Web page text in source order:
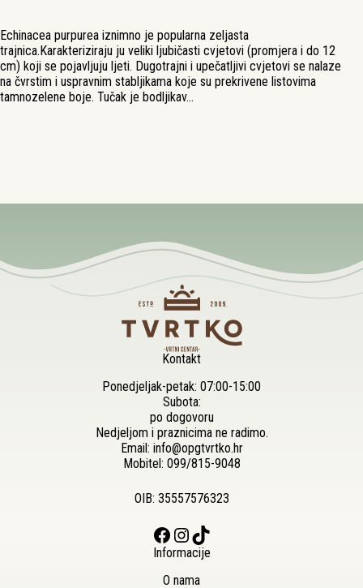
Echinacea purpurea iznimno je popularna zeljasta
trajnica.Karakteriziraju ju veliki ljubičasti cvjetovi (promjera i do 12
cm) koji se pojavljuju ljeti. Dugotrajni i upečatljivi cvjetovi se nalaze
na čvrstim i uspravnim stabljikama koje su prekrivene listovima
tamnozelene boje. Tučak je bodljikav…
Kontakt
Ponedjeljak-petak: 07:00-15:00
Subota:
po dogovoru
Nedjeljom i praznicima ne radimo.
Email: info@opgtvrtko.hr
Mobitel: 099/815-9048
OIB: 35557576323
Facebook Instagram TikTok
Informacije
O nama